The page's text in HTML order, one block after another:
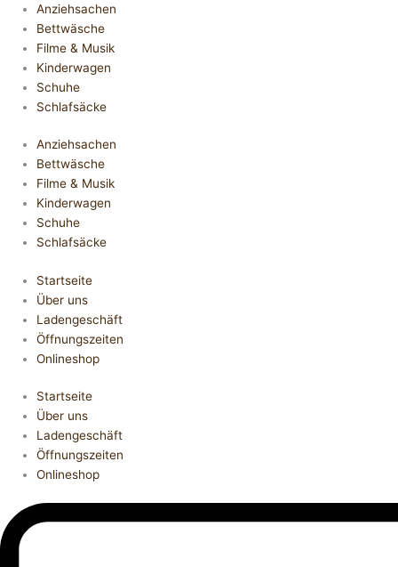
Anziehsachen
Bettwäsche
Filme & Musik
Kinderwagen
Schuhe
Schlafsäcke
Anziehsachen
Bettwäsche
Filme & Musik
Kinderwagen
Schuhe
Schlafsäcke
Startseite
Über uns
Ladengeschäft
Öffnungszeiten
Onlineshop
Startseite
Über uns
Ladengeschäft
Öffnungszeiten
Onlineshop